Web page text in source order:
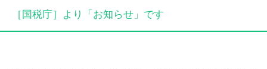
［国税庁］より「お知らせ」です